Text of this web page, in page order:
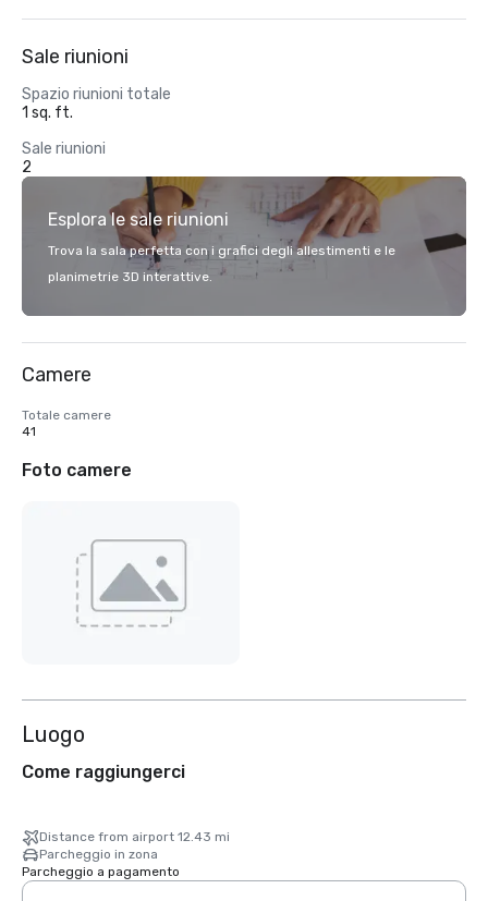
Sale riunioni
Spazio riunioni totale
1 sq. ft.
Sale riunioni
2
Esplora le sale riunioni
Trova la sala perfetta con i grafici degli allestimenti e le
planimetrie 3D interattive.
Camere
Totale camere
41
Foto camere
Luogo
Come raggiungerci
Distance from airport 12.43 mi
Parcheggio in zona
Parcheggio a pagamento